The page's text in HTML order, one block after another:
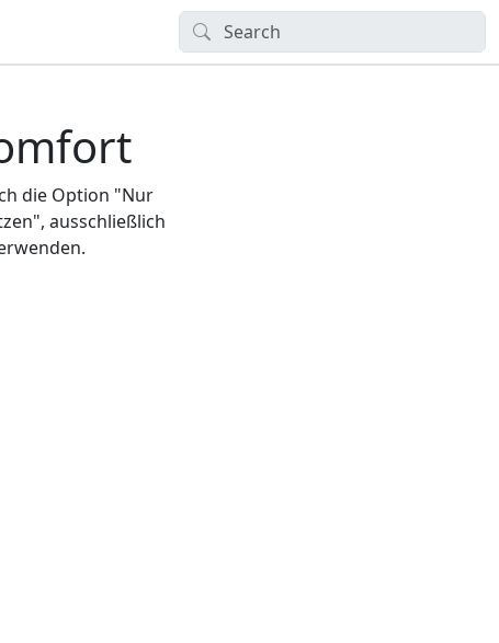
die Option "Nur
ausschließlich